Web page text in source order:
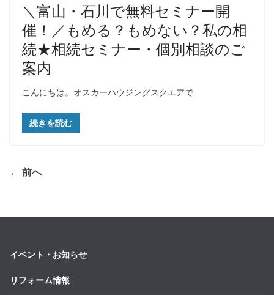
＼富山・石川で無料セミナー開
催！／もめる？もめない？私の相
続★相続セミナー・個別相談のご
案内
こんにちは。オスカーハウジングスクエアで
続きを読む
← 前へ
イベント・お知らせ
リフォーム情報